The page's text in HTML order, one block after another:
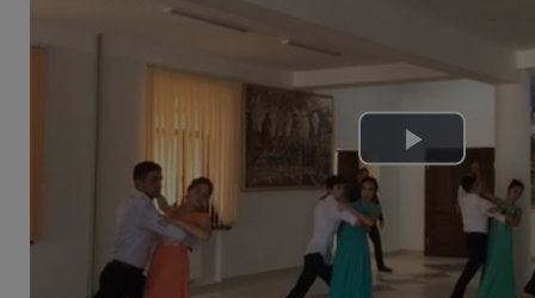
Play
Video